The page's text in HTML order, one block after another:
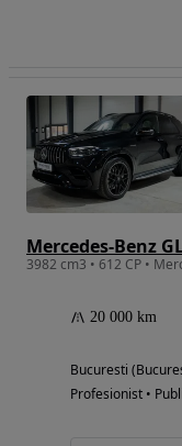
Mercedes-Benz
20 000 km
Bucuresti
Profesionist •